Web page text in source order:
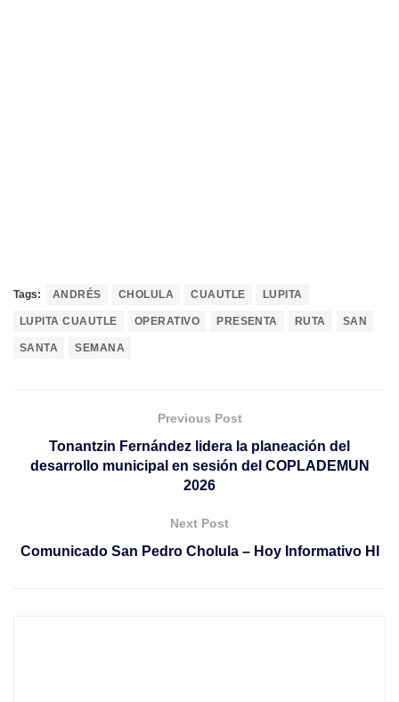
Tags: ANDRÉS CHOLULA CUAUTLE LUPITA
LUPITA CUAUTLE OPERATIVO PRESENTA RUTA SAN
SANTA SEMANA
Previous Post
Tonantzin Fernández lidera la planeación del
desarrollo municipal en sesión del COPLADEMUN
2026
Next Post
Comunicado San Pedro Cholula – Hoy Informativo HI